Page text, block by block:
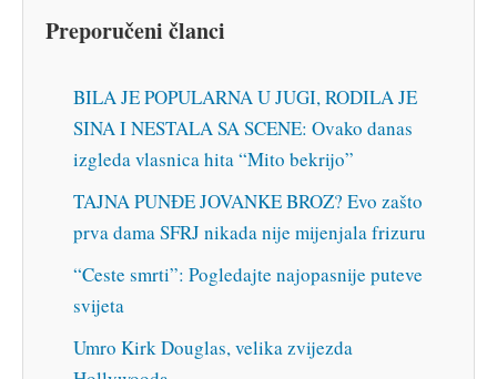
Preporučeni članci
BILA JE POPULARNA U JUGI, RODILA JE
SINA I NESTALA SA SCENE: Ovako danas
izgleda vlasnica hita “Mito bekrijo”
TAJNA PUNĐE JOVANKE BROZ? Evo zašto
prva dama SFRJ nikada nije mijenjala frizuru
“Ceste smrti”: Pogledajte najopasnije puteve
svijeta
Umro Kirk Douglas, velika zvijezda